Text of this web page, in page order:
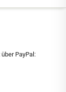
PayPal: